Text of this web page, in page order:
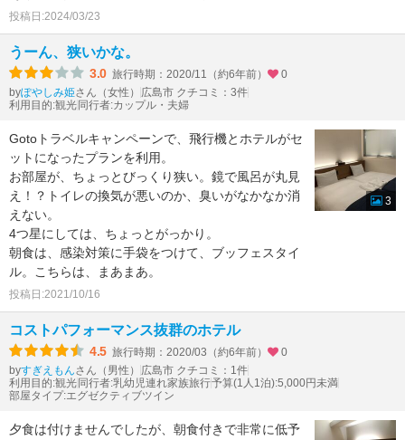
投稿日:2024/03/23
うーん、狭いかな。
3.0 旅行時期：2020/11（約6年前）
0
byぽやしみ姫さん（女性）
広島市 クチコミ：3件
利用目的:観光 同行者:カップル・夫婦
Gotoトラベルキャンペーンで、飛行機とホテルがセ
ットになったプランを利用。
お部屋が、ちょっとびっくり狭い。鏡で風呂が丸見
え！？トイレの換気が悪いのか、臭いがなかなか消
えない。
4つ星にしては、ちょっとがっかり。
朝食は、感染対策に手袋をつけて、ブッフェスタイ
ル。こちらは、まあまあ。
投稿日:2021/10/16
3
コストパフォーマンス抜群のホテル
4.5 旅行時期：2020/03（約6年前）
0
byすぎえもんさん（男性）
広島市 クチコミ：1件
利用目的:観光 同行者:乳幼児連れ家族旅行予算(1人1泊):5,000円未満
部屋タイプ:エグゼクティブツイン
夕食は付けませんでしたが、朝食付きで非常に低予